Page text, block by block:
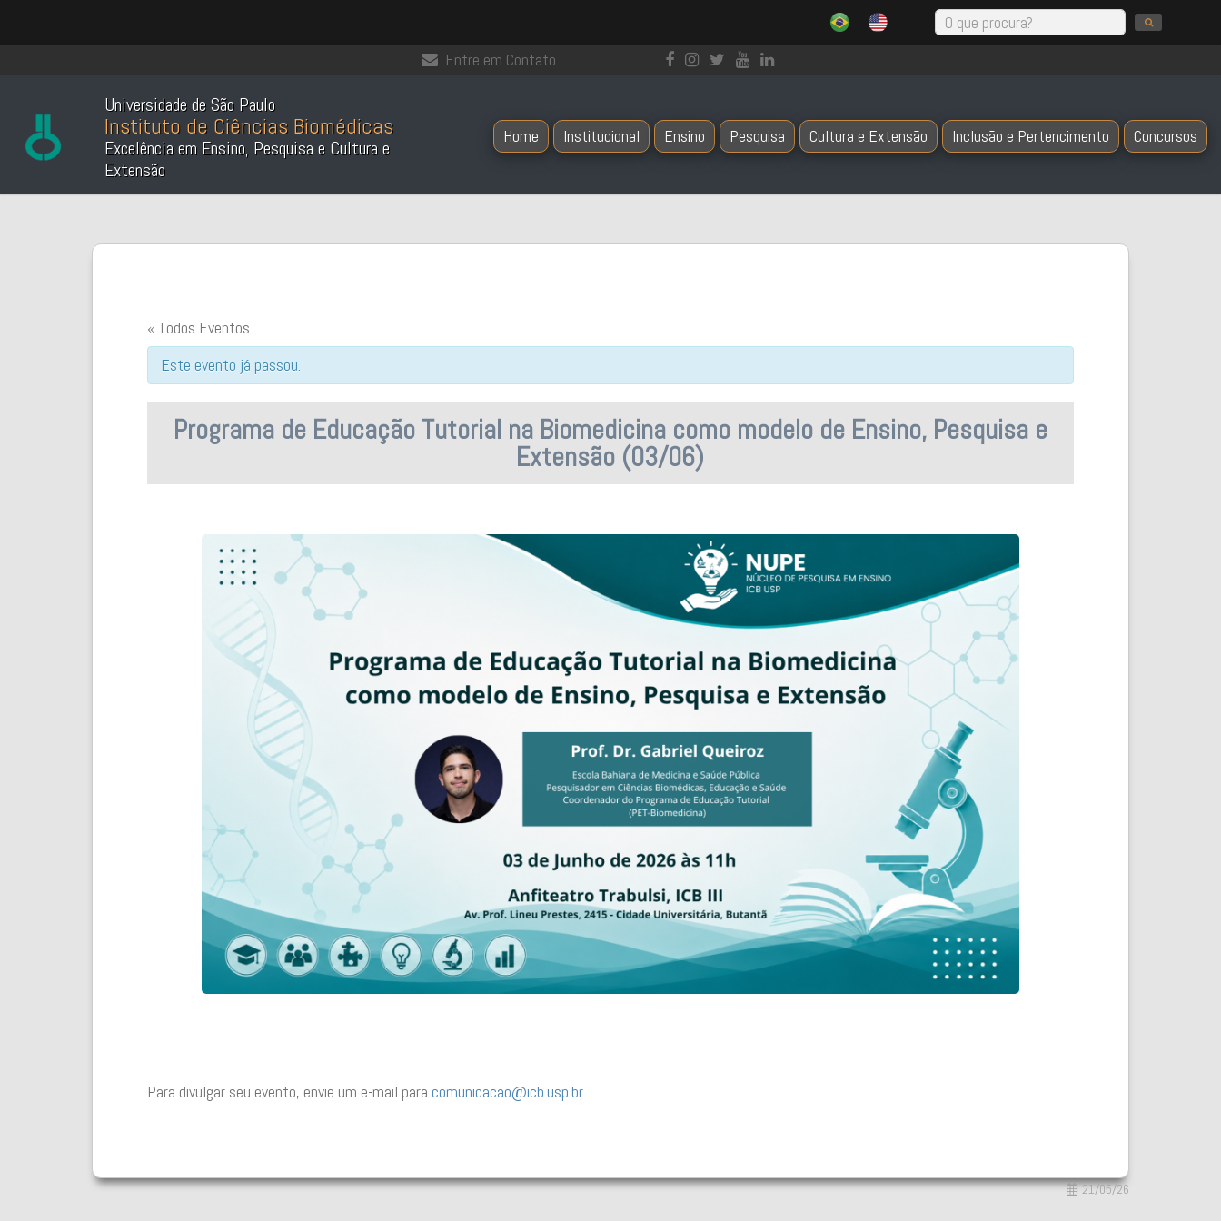
Entre em Contato
Universidade de São Paulo
Instituto de Ciências Biomédicas
Excelência em Ensino, Pesquisa e Cultura e
Extensão
Home Institucional Ensino Pesquisa Cultura e Extensão Inclusão e Pertencimento Concursos
« Todos Eventos
Este evento já passou.
Programa de Educação Tutorial na Biomedicina como modelo de Ensino, Pesquisa e
Extensão (03/06)
Para divulgar seu evento, envie um e-mail para comunicacao@icb.usp.br
21/05/26